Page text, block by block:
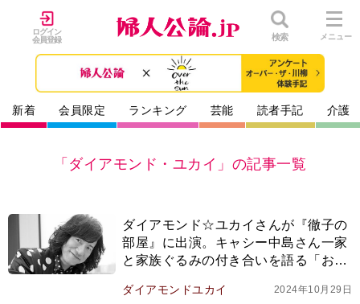
ログイン
会員登録
検索 メニュー
新着 会員限定 ランキング 芸能 読者手記 介護
「ダイアモンド・ユカイ」の記事一覧
ダイアモンド☆ユカイさんが『徹子の
部屋』に出演。キャシー中島さん一家
と家族ぐるみの付き合いを語る「おふ
った」
ダイアモンドユカイ 2024年10月29日